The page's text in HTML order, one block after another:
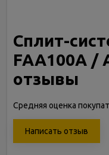
Сплит-
FAA100A /
отзывы
Средняя оценка
Написать отзыв